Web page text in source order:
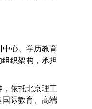
中心、学历教育
织架构，承担
依托北京理工
国际教育、高端